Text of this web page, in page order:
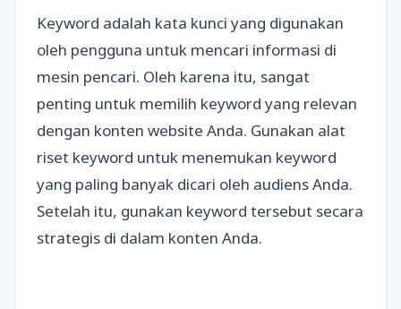
Keyword adalah kata kunci yang digunakan
oleh pengguna untuk mencari informasi di
mesin pencari. Oleh karena itu, sangat
penting untuk memilih keyword yang relevan
dengan konten website Anda. Gunakan alat
riset keyword untuk menemukan keyword
yang paling banyak dicari oleh audiens Anda.
Setelah itu, gunakan keyword tersebut secara
strategis di dalam konten Anda.